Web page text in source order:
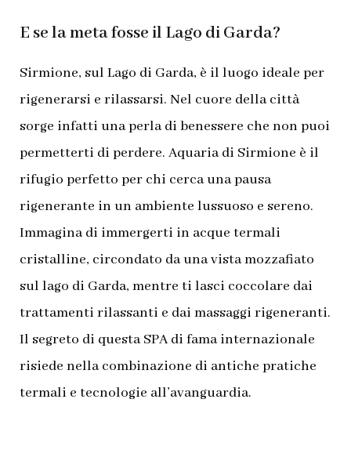
E se la meta fosse il Lago di Garda?
Sirmione, sul Lago di Garda, è il luogo ideale per
rigenerarsi e rilassarsi. Nel cuore della città
sorge infatti una perla di benessere che non puoi
permetterti di perdere. Aquaria di Sirmione è il
rifugio perfetto per chi cerca una pausa
rigenerante in un ambiente lussuoso e sereno.
Immagina di immergerti in acque termali
cristalline, circondato da una vista mozzafiato
sul lago di Garda, mentre ti lasci coccolare dai
trattamenti rilassanti e dai massaggi rigeneranti.
Il segreto di questa SPA di fama internazionale
risiede nella combinazione di antiche pratiche
termali e tecnologie all’avanguardia.